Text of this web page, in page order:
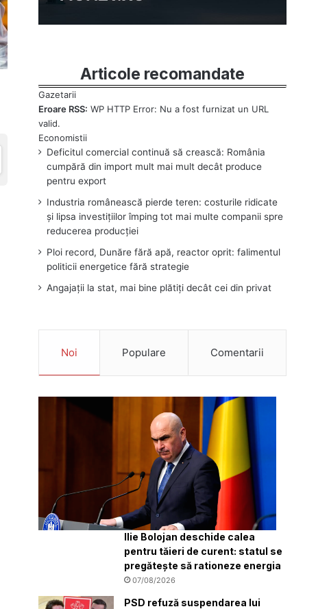
Articole recomandate
Eroare RSS: WP HTTP Error: Nu a fost furnizat un URL
valid.
Deficitul comercial continuă să crească: România
cumpără din import mult mai mult decât produce
pentru export
Industria românească pierde teren: costurile ridicate
și lipsa investițiilor împing tot mai multe companii spre
reducerea producției
Ploi record, Dunăre fără apă, reactor oprit: falimentul
politicii energetice fără strategie
Angajații la stat, mai bine plătiți decât cei din privat
Noi Populare Comentarii
Ilie Bolojan deschide calea
pentru tăieri de curent: statul se
pregătește să rationeze energia
07/08/2026
PSD refuză suspendarea lui